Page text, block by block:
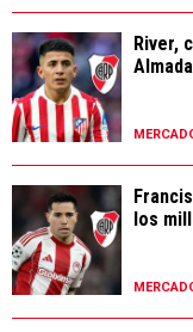
River,
los